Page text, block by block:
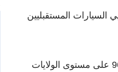
السيارات المستقبليين
وقال: تُصبح كلية هنري فورد خامس مؤسسة في ميشيغان، والـ 96 على مستوى الولايات